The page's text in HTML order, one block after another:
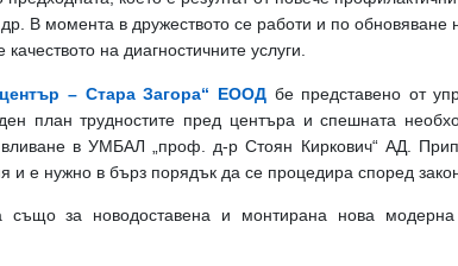
В момента в дружеството се работи и по обновяване
на диагностичните услуги.
– Стара Загора“ ЕООДбе представено от
план трудностите пред центъра и спешната
вливане в УМБАЛ „проф. д-р Стоян Киркович“ АД.
и е нужно в бърз порядък да се процедира според
за новодоставена и монтирана нова